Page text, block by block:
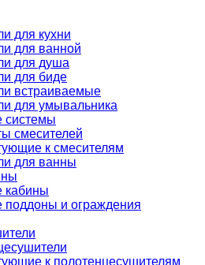
для кухни
для ванной
для душа
для биде
встраиваемые
для умывальника
смесителей
к смесителям
для ванны
и ограждения
к полотенцесушителям